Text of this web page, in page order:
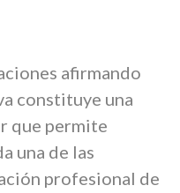
afirmando
constituye una
que permite
una de las
profesional de